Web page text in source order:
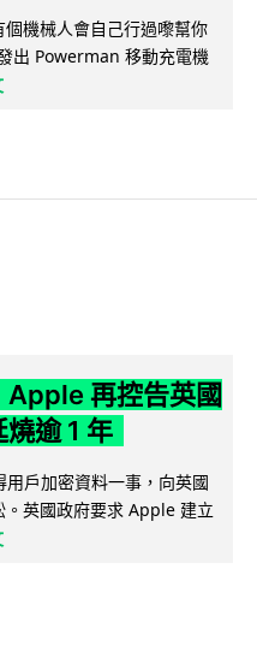
機械人會自己行過嚟幫你
出 Powerman 移動充電機
Apple 再控告英國
逾 1 年
戶加密資料一事，向英國
英國政府要求 Apple 建立